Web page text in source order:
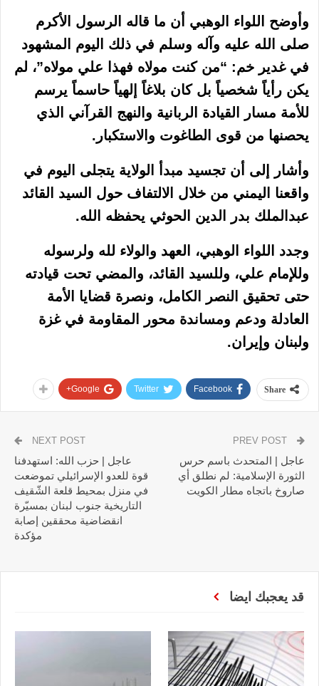
وأوضح اللواء الوهبي أن ما قاله الرسول الأكرم
صلى الله عليه وآله وسلم في ذلك اليوم المشهود
في غدير خم: “من كنت مولاه فهذا علي مولاه”، لم
يكن رأياً شخصياً بل كان بلاغاً إلهياً حاسماً يرسم
للأمة مسار القيادة الربانية والنهج القرآني الذي
يحصنها من قوى الطاغوت والاستكبار.
وأشار إلى أن تجسيد مبدأ الولاية يتجلى اليوم في
واقعنا اليمني من خلال الالتفاف حول السيد القائد
عبدالملك بدر الدين الحوثي يحفظه الله.
وجدد اللواء الوهبي، العهد والولاء لله ولرسوله
وللإمام علي، وللسيد القائد، والمضي تحت قيادته
حتى تحقيق النصر الكامل، ونصرة قضايا الأمة
العادلة ودعم ومساندة محور المقاومة في غزة
ولبنان وإيران.
Share
Facebook
Twitter
Google+
عاجل | المتحدث باسم حرس
الثورة الإسلامية: لم نطلق أي
صاروخ باتجاه مطار الكويت
NEXT POST
عاجل | حزب الله: استهدفنا
قوة للعدو الإسرائيلي تموضعت
في منزل بمحيط قلعة الشّقيف
التاريخية جنوب لبنان بمسيّرة
انقضاضية محققين إصابة
مؤكدة
قد يعجبك ايضا